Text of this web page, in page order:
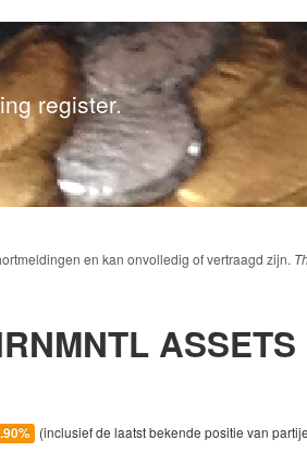
register.
en kan onvolledig of vertraagd zijn.
ASSETS
(inclusief de laatst bekende positie van